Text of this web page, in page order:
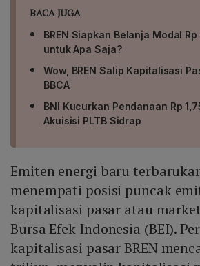
BACA JUGA
BREN Siapkan Belanja Modal
untuk Apa Saja?
Wow, BREN Salip Kapitalisasi
BBCA
BNI Kucurkan Pendanaan Rp
Akuisisi PLTB Sidrap
Emiten energi baru
menempati posisi puncak
kapitalisasi pasar atau
Bursa Efek Indonesia (BEI).
kapitalisasi pasar BREN